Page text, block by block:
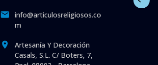
info@articulosreligiosos.co
m
Artesanía Y Decoración
Casals, S.L. C/ Boters, 7,